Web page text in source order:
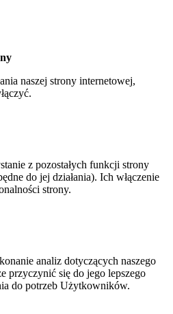
naszej strony internetowej,
z pozostałych funkcji strony
do jej działania). Ich włączenie
strony.
analiz dotyczących naszego
przyczynić się do jego lepszego
do potrzeb Użytkowników.